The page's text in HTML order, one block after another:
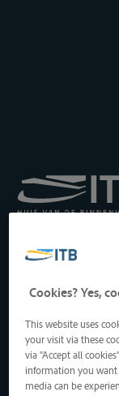
Transport auf der
Drukpersstraat 19
1000 Brüssel,
Tel: +32 2 217 09 67
http://www.itb-
itb-info@itb-info.be
Cookies? Yes,
This website uses
your visit via these
via "Accept all
information you want
media can be